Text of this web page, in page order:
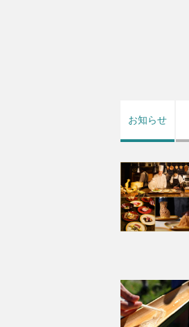
お知らせ